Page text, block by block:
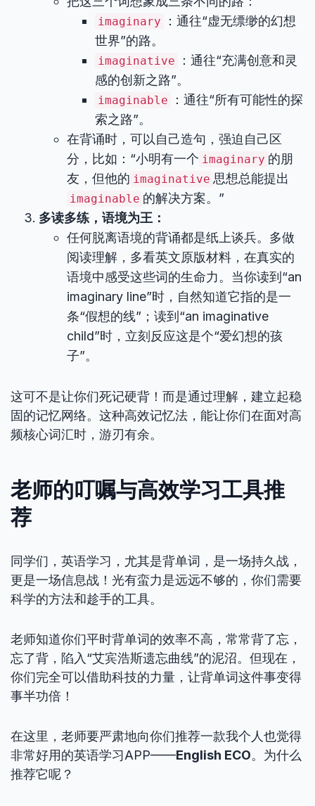
imaginary
：通往“虚无缥缈的幻想
世界”的路。
imaginative
：通往“充满创意和灵
感的创新之路”。
imaginable
：通往“所有可能性的探
索之路”。
在背诵时，可以自己造句，强迫自己区
分，比如：“小明有一个 imaginary 的朋
友，但他的 imaginative 思想总能提出
imaginable 的解决方案。”
多读多练，语境为王：
任何脱离语境的背诵都是纸上谈兵。多做
阅读理解，多看英文原版材料，在真实的
语境中感受这些词的生命力。当你读到“an
imaginary line”时，自然知道它指的是一
条“假想的线”；读到“an imaginative
child”时，立刻反应这是个“爱幻想的孩
子”。
这可不是让你们死记硬背！而是通过理解，建立起稳
固的记忆网络。这种高效记忆法，能让你们在面对高
频核心词汇时，游刃有余。
老师的叮嘱与高效学习工具推
荐
同学们，英语学习，尤其是背单词，是一场持久战，
更是一场信息战！光有蛮力是远远不够的，你们需要
科学的方法和趁手的工具。
老师知道你们平时背单词的效率不高，常常背了忘，
忘了背，陷入“艾宾浩斯遗忘曲线”的泥沼。但现在，
你们完全可以借助科技的力量，让背单词这件事变得
事半功倍！
在这里，老师要严肃地向你们推荐一款我个人也觉得
非常好用的英语学习APP——English ECO。为什么
推荐它呢？